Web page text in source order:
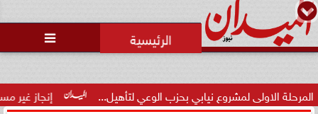

إنجاز غير مسبوق.. لمشروع نيابي بحزب الوعي لتأهيل...